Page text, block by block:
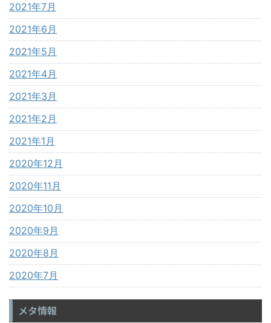
2021年7月
2021年6月
2021年5月
2021年4月
2021年3月
2021年2月
2021年1月
2020年12月
2020年11月
2020年10月
2020年9月
2020年8月
2020年7月
メタ情報